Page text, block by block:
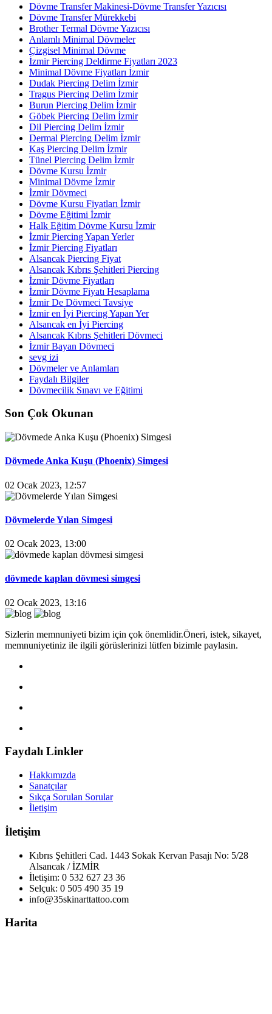
Dövme Transfer Makinesi-Dövme Transfer Yazıcısı
Dövme Transfer Mürekkebi
Brother Termal Dövme Yazıcısı
Anlamlı Minimal Dövmeler
Çizgisel Minimal Dövme
İzmir Piercing Deldirme Fiyatları 2023
Minimal Dövme Fiyatları İzmir
Dudak Piercing Delim İzmir
Tragus Piercing Delim İzmir
Burun Piercing Delim İzmir
Göbek Piercing Delim İzmir
Dil Piercing Delim İzmir
Dermal Piercing Delim İzmir
Kaş Piercing Delim İzmir
Tünel Piercing Delim İzmir
Dövme Kursu İzmir
Minimal Dövme İzmir
İzmir Dövmeci
Dövme Kursu Fiyatları İzmir
Dövme Eğitimi İzmir
Halk Eğitim Dövme Kursu İzmir
İzmir Piercing Yapan Yerler
İzmir Piercing Fiyatları
Alsancak Piercing Fiyat
Alsancak Kıbrıs Şehitleri Piercing
İzmir Dövme Fiyatları
İzmir Dövme Fiyatı Hesaplama
İzmir De Dövmeci Tavsiye
İzmir en İyi Piercing Yapan Yer
Alsancak en İyi Piercing
Alsancak Kıbrıs Şehitleri Dövmeci
İzmir Bayan Dövmeci
sevg izi
Dövmeler ve Anlamları
Faydalı Bilgiler
Dövmecilik Sınavı ve Eğitimi
Son Çok Okunan
Dövmede Anka Kuşu (Phoenix) Simgesi
02 Ocak 2023, 12:57
Dövmelerde Yılan Simgesi
02 Ocak 2023, 13:00
dövmede kaplan dövmesi simgesi
02 Ocak 2023, 13:16
Sizlerin memnuniyeti bizim için çok önemlidir.Öneri, istek, sikayet,
memnuniyetiniz ile ilgili görüslerinizi lütfen bizimle paylasin.
Faydalı Linkler
Hakkımızda
Sanatçılar
Sıkça Sorulan Sorular
İletişim
İletişim
Kıbrıs Şehitleri Cad. 1443 Sokak Kervan Pasajı No: 5/28
Alsancak / İZMİR
İletişim: 0 532 627 23 36
Selçuk: 0 505 490 35 19
info@35skinarttattoo.com
Harita